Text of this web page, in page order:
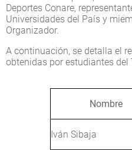
Deportes Conare,
Universidades del País y
Organizador.
A continuación, se detalla el
obtenidas por estudiantes del
Nombre
Iván Sibaja